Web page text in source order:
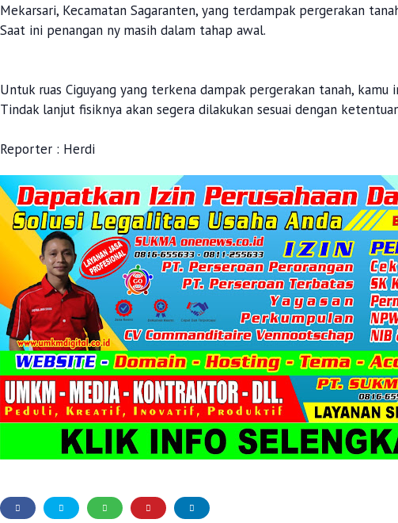
Mekarsari, Kecamatan Sagaranten, yang terdampak pergerakan
Saat ini penangan ny masih dalam tahap awal.
Untuk ruas Ciguyang yang terkena dampak pergerakan tanah,
Tindak lanjut fisiknya akan segera dilakukan sesuai dengan
Reporter : Herdi